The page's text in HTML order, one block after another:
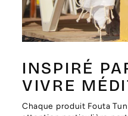
INSPIRÉ
VIVRE
Chaque produit Fouta